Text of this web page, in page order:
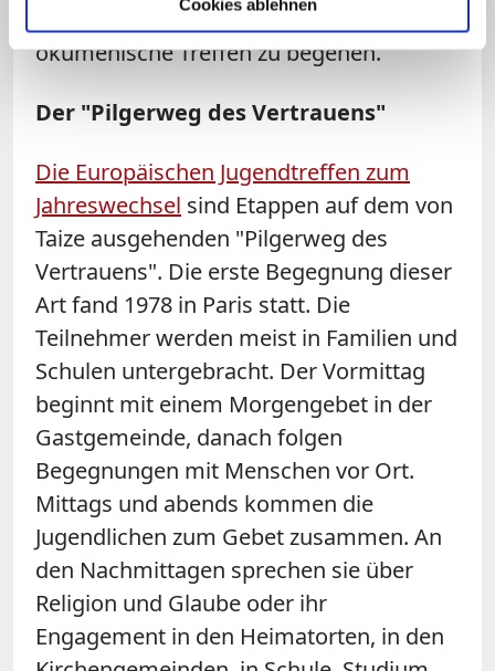
Cookies ablehnen
nach Beginn der Reformation das
ökumenische Treffen zu begehen.
Der "Pilgerweg des Vertrauens"
Die Europäischen Jugendtreffen zum
Jahreswechsel sind Etappen auf dem von
Taize ausgehenden "Pilgerweg des
Vertrauens". Die erste Begegnung dieser
Art fand 1978 in Paris statt. Die
Teilnehmer werden meist in Familien und
Schulen untergebracht. Der Vormittag
beginnt mit einem Morgengebet in der
Gastgemeinde, danach folgen
Begegnungen mit Menschen vor Ort.
Mittags und abends kommen die
Jugendlichen zum Gebet zusammen. An
den Nachmittagen sprechen sie über
Religion und Glaube oder ihr
Engagement in den Heimatorten, in den